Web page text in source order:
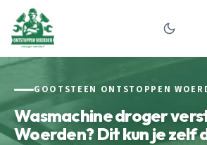
GOOTSTEEN ONTSTOPPEN
Wasmachine droger
Woerden? Dit kun je zelf